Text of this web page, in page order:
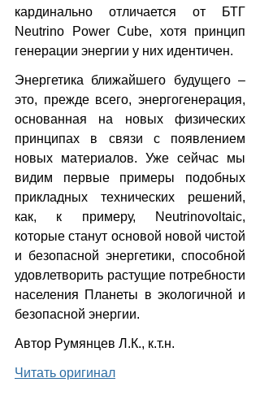
кардинально отличается от БТГ
Neutrino Power Cube, хотя принцип
генерации энергии у них идентичен.
Энергетика ближайшего будущего –
это, прежде всего, энергогенерация,
основанная на новых физических
принципах в связи с появлением
новых материалов. Уже сейчас мы
видим первые примеры подобных
прикладных технических решений,
как, к примеру, Neutrinovoltaic,
которые станут основой новой чистой
и безопасной энергетики, способной
удовлетворить растущие потребности
населения Планеты в экологичной и
безопасной энергии.
Автор Румянцев Л.К., к.т.н.
Читать оригинал